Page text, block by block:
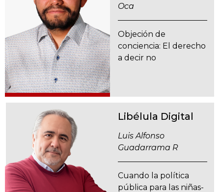
Oca
Objeción de
conciencia: El derecho
a decir no
Libélula Digital
Luis Alfonso
Guadarrama R
Cuando la política
pública para las niñas-